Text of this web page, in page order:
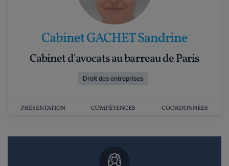
Cabinet GACHET Sandrine
Cabinet d'avocats au barreau de Paris
Droit des entreprises
PRÉSENTATION COMPÉTENCES COORDONNÉES